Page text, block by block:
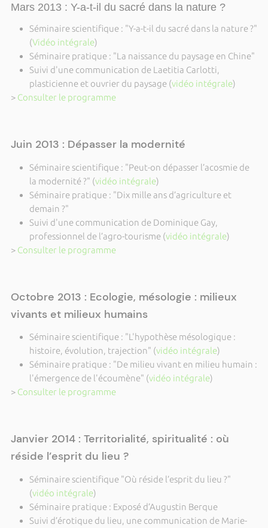
Mars 2013 : Y-a-t-il du sacré dans la nature ?
Séminaire scientifique : "Y-a-t-il du sacré dans la nature ?"
(Vidéo intégrale)
Séminaire pratique : "La naissance du paysage en Chine"
Suivi d'une communication de Laetitia Carlotti,
plasticienne et ouvrier du paysage (vidéo intégrale)
> Consulter le programme
Juin 2013 : Dépasser la modernité
Séminaire scientifique : "Peut-on dépasser l’acosmie de
la modernité ?" (vidéo intégrale)
Séminaire pratique : "Dix mille ans d’agriculture et
demain ?"
Suivi d'une communication de Dominique Gay,
professionnel de l’agro-tourisme (vidéo intégrale)
> Consulter le programme
Octobre 2013 : Ecologie, mésologie : milieux
vivants et milieux humains
Séminaire scientifique : "L'hypothèse mésologique :
histoire, évolution, trajection" (vidéo intégrale)
Séminaire pratique : "De milieu vivant en milieu humain :
l'émergence de l'écoumène" (vidéo intégrale)
> Consulter le programme
Janvier 2014 : Territorialité, spiritualité : où
réside l’esprit du lieu ?
Séminaire scientifique "Où réside l’esprit du lieu ?"
(vidéo intégrale)
Séminaire pratique : Exposé d’Augustin Berque
Suivi d’érotique du lieu, une communication de Marie-